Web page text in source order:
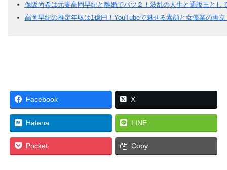
保阪尚希は元妻高岡早紀と離婚でバツ２！波乱の人生と通販王とし
高岡早紀の推定年収は1億円！YouTubeで魅せる素顔と女優業の両立
Facebook X
Hatena LINE
Pocket Copy